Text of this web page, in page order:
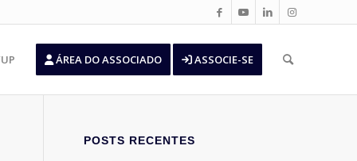
ÁREA DO ASSOCIADO ASSOCIE-SE
POSTS RECENTES